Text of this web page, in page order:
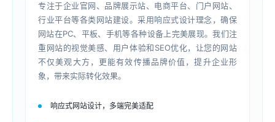
专注于企业官网、品牌展示站、电商平台、门户网站、
行业平台等各类网站建设。采用响应式设计理念，确保
网站在PC、平板、手机等各种设备上完美展现。我们注
重网站的视觉美感、用户体验和SEO优化，让您的网站
不仅美观大方，更能有效传播品牌价值，提升企业形
象，带来实际转化效果。
响应式网站设计，多端完美适配